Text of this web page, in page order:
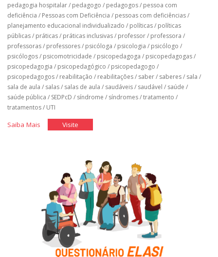
pedagogia hospitalar/ pedagogo / pedagogos/ pessoa com
deficiência / Pessoas com Deficiência / pessoas com deficiências/
planejamento educacional individualizado / políticas/ políticas
públicas/ práticas/ práticas inclusivas/ professor/ professora /
professoras/ professores/ psicóloga / psicologia / psicólogo /
psicólogos/ psicomotricidade / psicopedagoga / psicopedagogas/
psicopedagogia / psicopedagógico / psicopedagogo /
psicopedagogos/ reabilitação / reabilitações/ saber/ saberes/ sala /
sala de aula / salas/ salas de aula / saudáveis/ saudável / saúde /
saúde pública / SEDPcD / síndrome / síndromes/tratamento /
tratamentos/ UTI
Saiba Mais"Classe Visite"Classe